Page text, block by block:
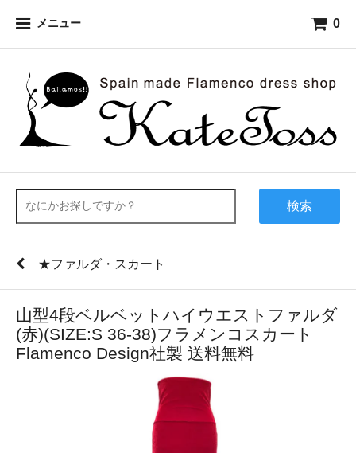
メニュー 0
検索
★ファルダ・スカート
山型4段ベルベットハイウエストファルダ
(赤)(SIZE:S 36-38)フラメンコスカート
Flamenco Design社製 送料無料